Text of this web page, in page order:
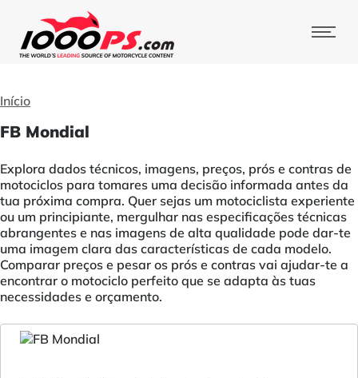
Início
FB Mondial
Explora dados técnicos, imagens, preços, prós e contras de
motociclos para tomares uma decisão informada antes da
tua próxima compra. Quer sejas um motociclista experiente
ou um principiante, mergulhar nas especificações técnicas
abrangentes e nas imagens de alta qualidade pode dar-te
uma imagem clara das características de cada modelo.
Comparar preços e pesar os prós e contras vai ajudar-te a
encontrar o motociclo perfeito que se adapta às tuas
necessidades e orçamento.